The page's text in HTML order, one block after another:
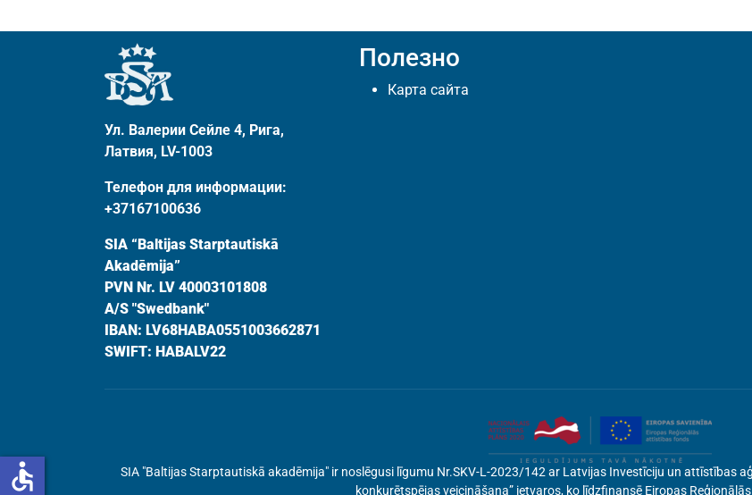
Ул. Валерии Сейле 4, Рига,
Латвия, LV-1003
Телефон для информации:
+37167100636
SIA “Baltijas Starptautiskā
Akadēmija”
PVN Nr. LV 40003101808
A/S "Swedbank"
IBAN: LV68HABA0551003662871
SWIFT: HABALV22
Полезно
Карта сайта
SIA "Baltijas Starptautiskā akadēmija" ir noslēgusi līgumu Nr.SKV-L-2023/142 ar Latvijas Investīciju un attīstības
konkurētspējas veicināšana” ietvaros, ko līdzfinansē Eiropas
accessible